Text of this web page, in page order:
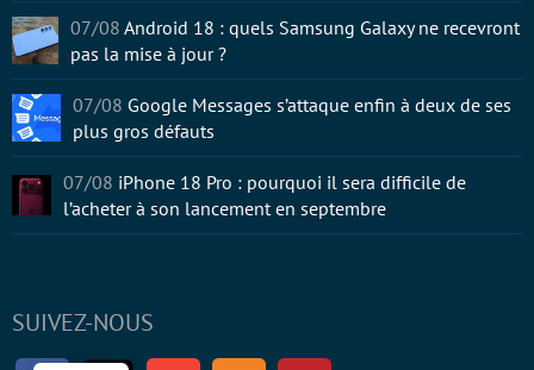
SUIVEZ-NOUS
07/08 Android 18 : quels Samsung Galaxy ne recevront
pas la mise à jour ?
07/08 Google Messages s’attaque enfin à deux de ses
plus gros défauts
07/08 iPhone 18 Pro : pourquoi il sera difficile de
l’acheter à son lancement en septembre